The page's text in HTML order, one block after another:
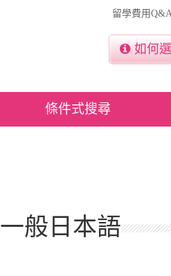
留學費用
如何
條件式搜尋
一般日本語